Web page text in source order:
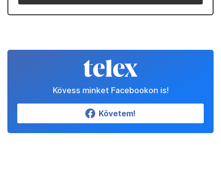
Kövess minket Facebookon is!
Követem!